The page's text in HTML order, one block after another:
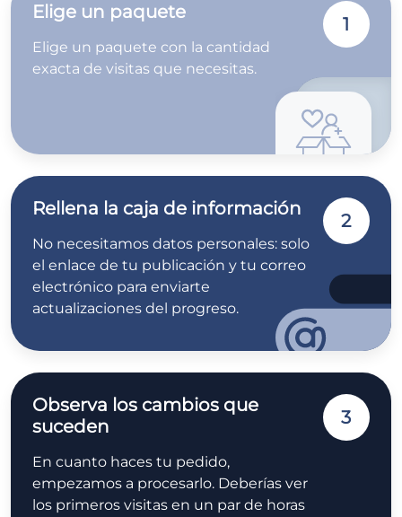
Elige un paquete
Elige un paquete con la cantidad
exacta de visitas que necesitas.
1
Rellena la caja de información
No necesitamos datos personales: solo
el enlace de tu publicación y tu correo
electrónico para enviarte
actualizaciones del progreso.
2
Observa los cambios que
suceden
En cuanto haces tu pedido,
empezamos a procesarlo. Deberías ver
los primeros visitas en un par de horas
3